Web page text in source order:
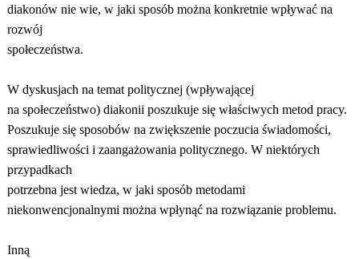
diakonów nie wie, w jaki sposób można konkretnie wpływać na
rozwój
społeczeństwa.
W dyskusjach na temat politycznej (wpływającej
na społeczeństwo) diakonii poszukuje się właściwych metod pracy.
Poszukuje się sposobów na zwiększenie poczucia świadomości,
sprawiedliwości i zaangażowania politycznego. W niektórych
przypadkach
potrzebna jest wiedza, w jaki sposób metodami
niekonwencjonalnymi można wpłynąć na rozwiązanie problemu.
Inną